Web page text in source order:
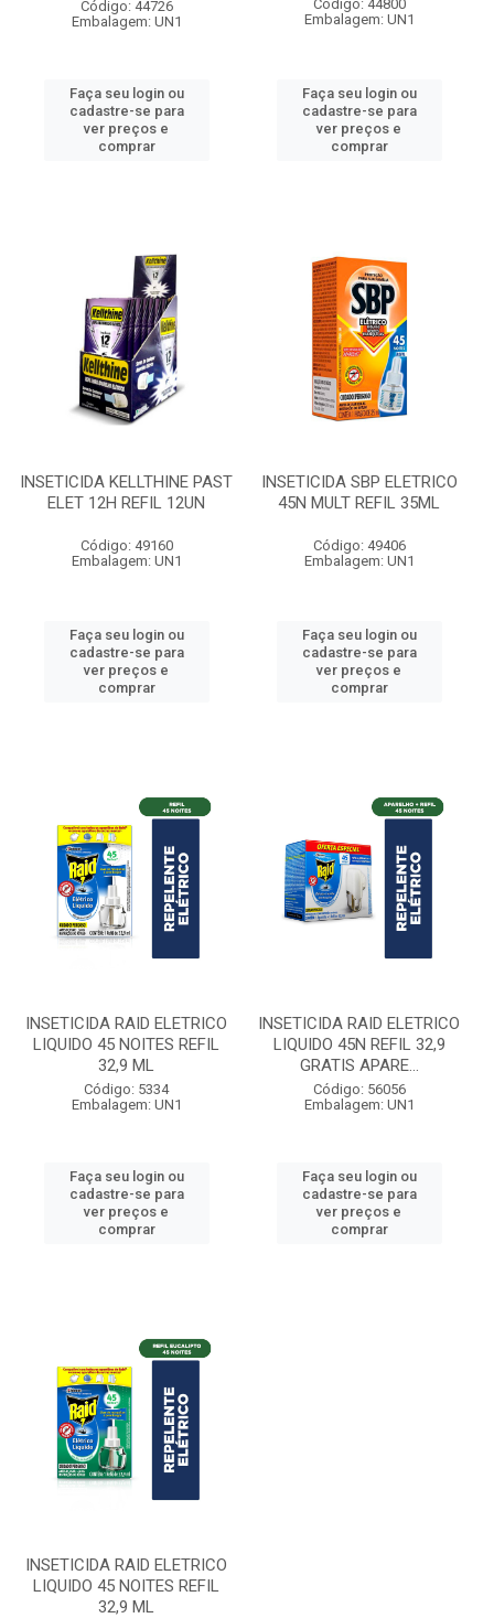
Código: 44726
Embalagem: UN1
Faça seu login ou
cadastre-se para
ver preços e
comprar
Código: 44800
Embalagem: UN1
Faça seu login ou
cadastre-se para
ver preços e
comprar
INSETICIDA KELLTHINE PAST
ELET 12H REFIL 12UN
Código: 49160
Embalagem: UN1
Faça seu login ou
cadastre-se para
ver preços e
comprar
INSETICIDA SBP ELETRICO
45N MULT REFIL 35ML
Código: 49406
Embalagem: UN1
Faça seu login ou
cadastre-se para
ver preços e
comprar
INSETICIDA RAID ELETRICO
LIQUIDO 45 NOITES REFIL
32,9 ML
Código: 5334
Embalagem: UN1
Faça seu login ou
cadastre-se para
ver preços e
comprar
INSETICIDA RAID ELETRICO
LIQUIDO 45N REFIL 32,9
GRATIS APARE...
Código: 56056
Embalagem: UN1
Faça seu login ou
cadastre-se para
ver preços e
comprar
INSETICIDA RAID ELETRICO
LIQUIDO 45 NOITES REFIL
32,9 ML